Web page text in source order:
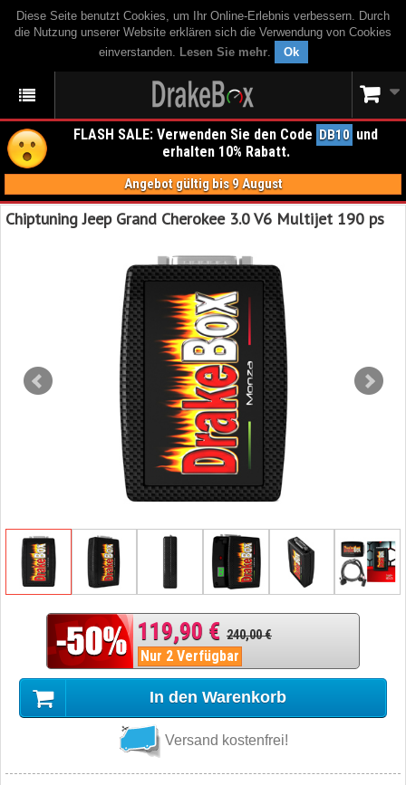
Diese Seite benutzt Cookies, um Ihr Online-Erlebnis verbessern. Durch
die Nutzung unserer Website erklären sich die Verwendung von Cookies
einverstanden. Lesen Sie mehr. Ok
FLASH SALE: Verwenden Sie den Code DB10 und
erhalten 10% Rabatt.
Angebot gültig bis 9 August
Chiptuning Jeep Grand Cherokee 3.0 V6 Multijet 190 ps
119,90 € 240,00 €
Nur 2 Verfügbar
In den Warenkorb
Versand kostenfrei!